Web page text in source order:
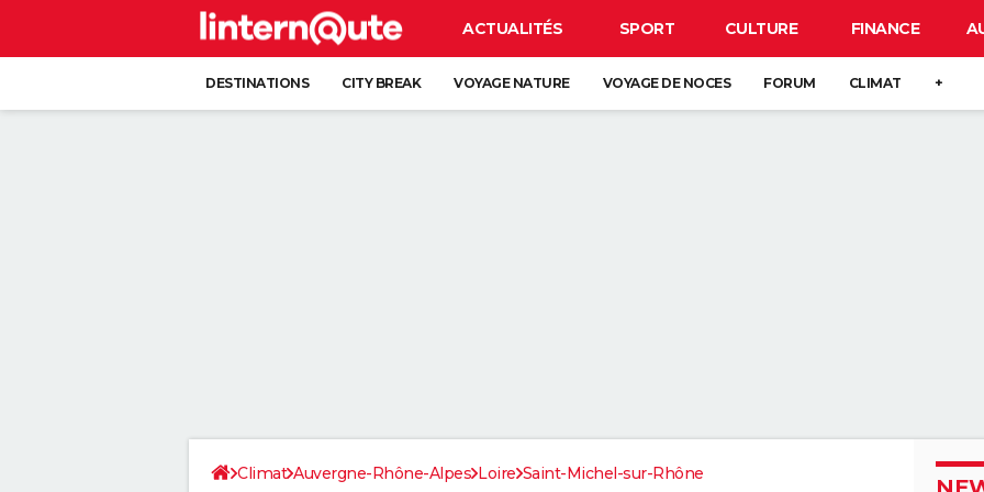
ACTUALITÉS SPORT CULTURE FINANCE
DESTINATIONS CITY BREAK VOYAGE NATURE VOYAGE DE NOCES FORUM CLIMAT +
Climat Auvergne-Rhône-Alpes Loire Saint-Michel-sur-Rhône